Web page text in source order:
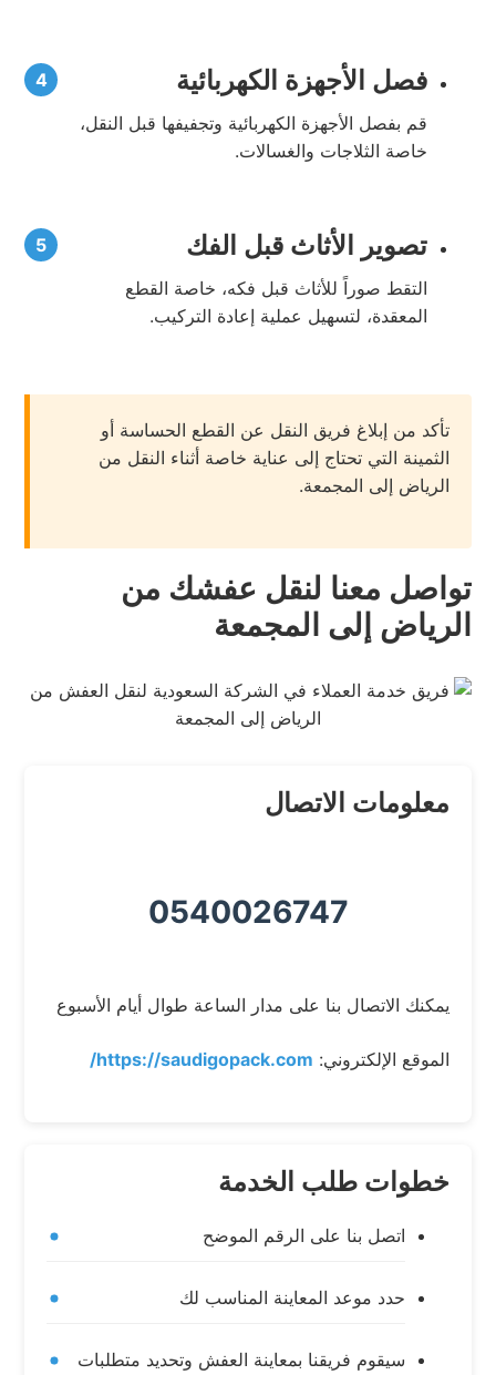
فصل الأجهزة الكهربائية
قم بفصل الأجهزة الكهربائية وتجفيفها قبل النقل،
خاصة الثلاجات والغسالات.
تصوير الأثاث قبل الفك
التقط صوراً للأثاث قبل فكه، خاصة القطع
المعقدة، لتسهيل عملية إعادة التركيب.
تأكد من إبلاغ فريق النقل عن القطع الحساسة أو
الثمينة التي تحتاج إلى عناية خاصة أثناء النقل من
الرياض إلى المجمعة.
تواصل معنا لنقل عفشك من
الرياض إلى المجمعة
معلومات الاتصال
0540026747
يمكنك الاتصال بنا على مدار الساعة طوال أيام الأسبوع
الموقع الإلكتروني: https://saudigopack.com/
خطوات طلب الخدمة
اتصل بنا على الرقم الموضح
حدد موعد المعاينة المناسب لك
سيقوم فريقنا بمعاينة العفش وتحديد متطلبات